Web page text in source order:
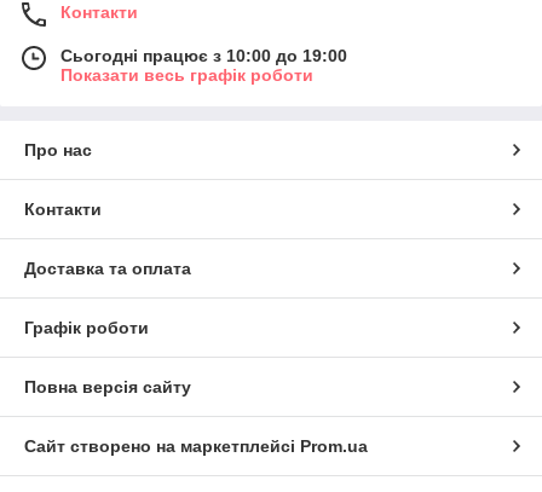
Контакти
Сьогодні працює з 10:00 до 19:00
Показати весь графік роботи
Про нас
Контакти
Доставка та оплата
Графік роботи
Повна версія сайту
Сайт створено на маркетплейсі Prom.ua